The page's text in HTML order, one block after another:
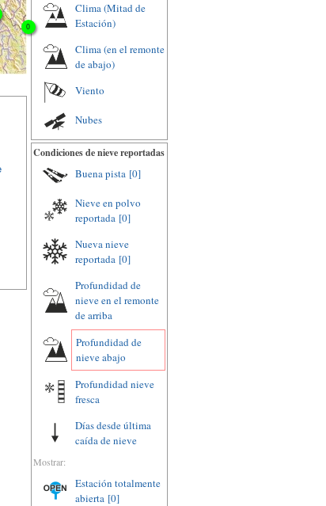
0
Clima (Mitad de
Estación)
Clima (en el remonte
de abajo)
Viento
Nubes
Condiciones de nieve reportadas
Buena pista [0]
Nieve en polvo
reportada [0]
Nueva nieve
reportada [0]
Profundidad de
nieve en el remonte
de arriba
Profundidad de
nieve abajo
Profundidad nieve
fresca
Días desde última
caída de nieve
Mostrar:
Estación totalmente
abierta [0]